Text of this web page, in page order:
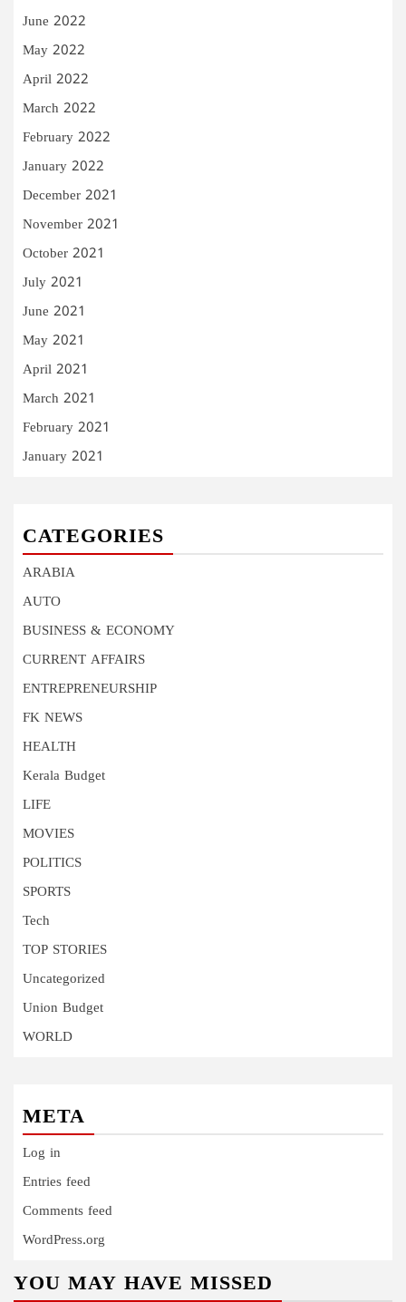
June 2022
May 2022
April 2022
March 2022
February 2022
January 2022
December 2021
November 2021
October 2021
July 2021
June 2021
May 2021
April 2021
March 2021
February 2021
January 2021
CATEGORIES
ARABIA
AUTO
BUSINESS & ECONOMY
CURRENT AFFAIRS
ENTREPRENEURSHIP
FK NEWS
HEALTH
Kerala Budget
LIFE
MOVIES
POLITICS
SPORTS
Tech
TOP STORIES
Uncategorized
Union Budget
WORLD
META
Log in
Entries feed
Comments feed
WordPress.org
YOU MAY HAVE MISSED